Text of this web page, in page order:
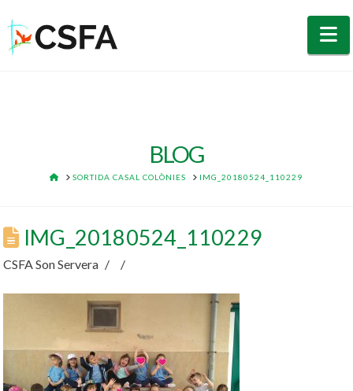
BLOG
HOMESORTIDA CASAL COLÒNIES IMG_20180524_110229
IMG_20180524_110229
CSFA Son Servera